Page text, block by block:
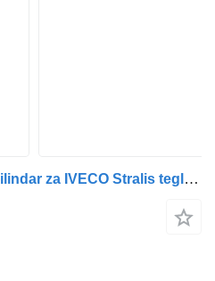
KS00002388 hidraulični cilindar za IVECO Stralis tegljača